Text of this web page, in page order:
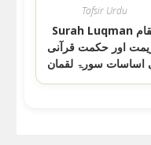
Tafsir Urdu
Surah Luqman مقام
اور حکمت قرآنی
اساسات سورۃ لقمان